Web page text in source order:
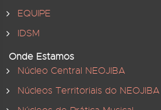
EQUIPE
IDSM
Onde Estamos
Núcleo Central NEOJIBA
Núcleos Territoriais do NEOJIBA